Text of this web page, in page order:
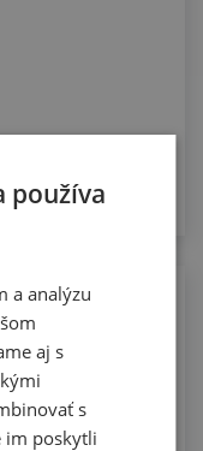
používa
a analýzu
aj s
s
im poskytli